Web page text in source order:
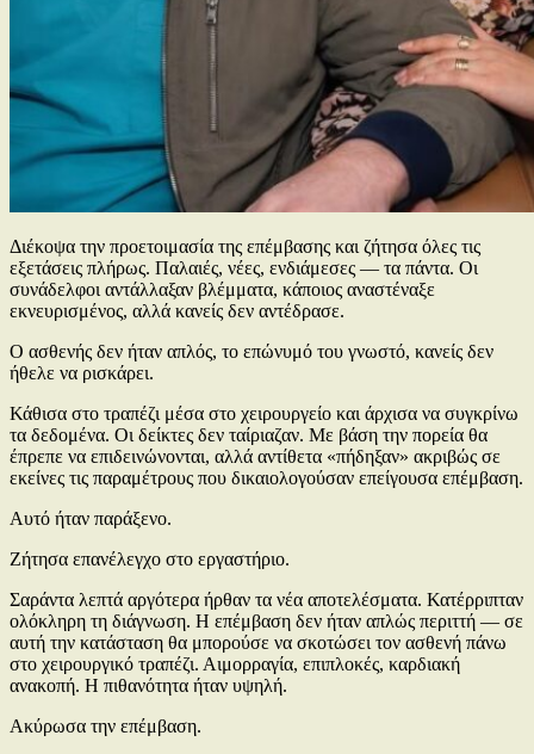
Διέκοψα την προετοιμασία της επέμβασης και ζήτησα όλες τις
εξετάσεις πλήρως. Παλαιές, νέες, ενδιάμεσες — τα πάντα. Οι
συνάδελφοι αντάλλαξαν βλέμματα, κάποιος αναστέναξε
εκνευρισμένος, αλλά κανείς δεν αντέδρασε.
Ο ασθενής δεν ήταν απλός, το επώνυμό του γνωστό, κανείς δεν
ήθελε να ρισκάρει.
Κάθισα στο τραπέζι μέσα στο χειρουργείο και άρχισα να συγκρίνω
τα δεδομένα. Οι δείκτες δεν ταίριαζαν. Με βάση την πορεία θα
έπρεπε να επιδεινώνονται, αλλά αντίθετα «πήδηξαν» ακριβώς σε
εκείνες τις παραμέτρους που δικαιολογούσαν επείγουσα επέμβαση.
Αυτό ήταν παράξενο.
Ζήτησα επανέλεγχο στο εργαστήριο.
Σαράντα λεπτά αργότερα ήρθαν τα νέα αποτελέσματα. Κατέρριπταν
ολόκληρη τη διάγνωση. Η επέμβαση δεν ήταν απλώς περιττή — σε
αυτή την κατάσταση θα μπορούσε να σκοτώσει τον ασθενή πάνω
στο χειρουργικό τραπέζι. Αιμορραγία, επιπλοκές, καρδιακή
ανακοπή. Η πιθανότητα ήταν υψηλή.
Ακύρωσα την επέμβαση.